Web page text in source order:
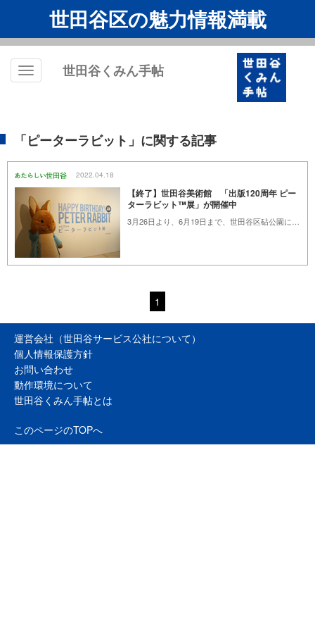
世田谷区の魅力情報満載
Toggle
世田谷くみん手帖
「ピーターラビット」に関する記事
2022.04.18
【終了】世田谷美術館 「出版120周年 ピー
ターラビット™展」が開催中
1
運営会社（世田谷サービス公社について）
個人情報保護方針
お問い合わせ
動作環境について
世田谷くみん手帖とは
このページのTOPへ